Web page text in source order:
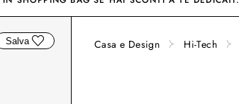
Salva Casa e Design Hi-Tech